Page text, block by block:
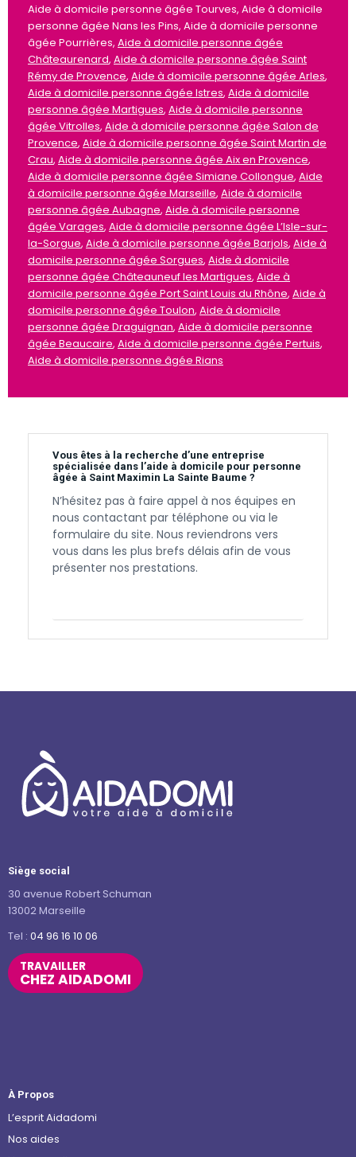
Aide à domicile personne âgée Tourves, Aide à domicile
personne âgée Nans les Pins, Aide à domicile personne
âgée Pourrières, Aide à domicile personne âgée
Châteaurenard, Aide à domicile personne âgée Saint
Rémy de Provence, Aide à domicile personne âgée Arles,
Aide à domicile personne âgée Istres, Aide à domicile
personne âgée Martigues, Aide à domicile personne
âgée Vitrolles, Aide à domicile personne âgée Salon de
Provence, Aide à domicile personne âgée Saint Martin de
Crau, Aide à domicile personne âgée Aix en Provence,
Aide à domicile personne âgée Simiane Collongue, Aide
à domicile personne âgée Marseille, Aide à domicile
personne âgée Aubagne, Aide à domicile personne
âgée Varages, Aide à domicile personne âgée L’Isle-sur-
la-Sorgue, Aide à domicile personne âgée Barjols, Aide à
domicile personne âgée Sorgues, Aide à domicile
personne âgée Châteauneuf les Martigues, Aide à
domicile personne âgée Port Saint Louis du Rhône, Aide à
domicile personne âgée Toulon, Aide à domicile
personne âgée Draguignan, Aide à domicile personne
âgée Beaucaire, Aide à domicile personne âgée Pertuis,
Aide à domicile personne âgée Rians
Vous êtes à la recherche d’une entreprise
spécialisée dans l’aide à domicile pour personne
âgée à Saint Maximin La Sainte Baume ?
N’hésitez pas à faire appel à nos équipes en
nous contactant par téléphone ou via le
formulaire du site. Nous reviendrons vers
vous dans les plus brefs délais afin de vous
présenter nos prestations.
Siège social
30 avenue Robert Schuman
13002 Marseille
Tel : 04 96 16 10 06
TRAVAILLER
CHEZ AIDADOMI
À Propos
L’esprit Aidadomi
Nos aides